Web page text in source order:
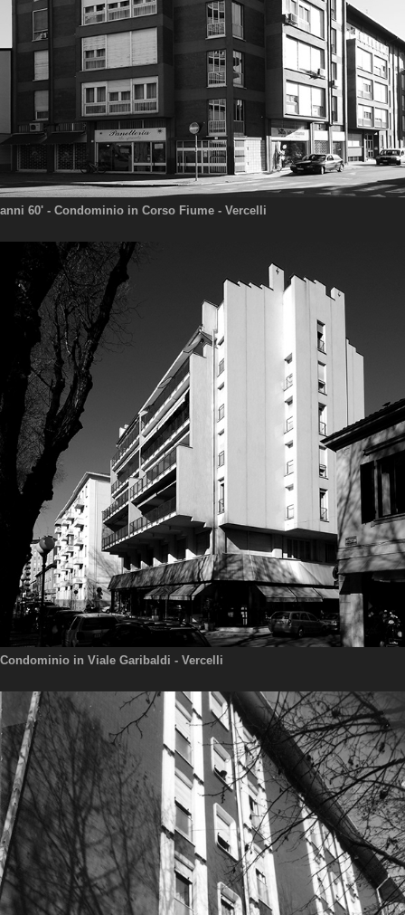
anni 60' - Condominio in Corso Fiume - Vercelli
Condominio in Viale Garibaldi - Vercelli